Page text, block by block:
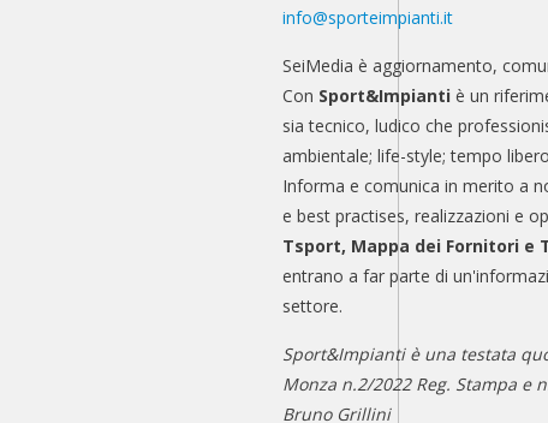
info@sporteimpianti.it
SeiMedia è aggiornamento,
Con Sport&Impianti è un
sia tecnico, ludico che
ambientale; life-style; tempo
Informa e comunica in merito a
e best practises, realizzazioni e
Tsport, Mappa dei Fornitori e
entrano a far parte di
settore.
Sport&Impianti è una testata
Monza n.2/2022 Reg. Stampa e
Bruno Grillini